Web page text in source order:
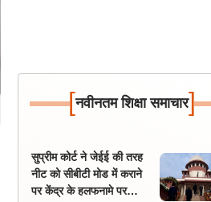
[नवीनतम शिक्षा समाचार]
सुप्रीम कोर्ट ने जेईई की तरह
नीट को सीबीटी मोड में कराने
पर केंद्र के हलफनामे पर